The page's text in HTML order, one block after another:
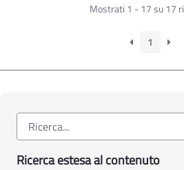
- Rettifica della DAdG 60/
impegni assunti dalla
Determinazione Autorità di
PSR Puglia 2014-2022 e CSR
Mostrati 1 - 17 su 17
1
Ricerca estesa al contenuto